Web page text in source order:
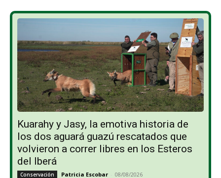
Kuarahy y Jasy, la emotiva historia de
los dos aguará guazú rescatados que
volvieron a correr libres en los Esteros
del Iberá
Conservación Patricia Escobar - 08/08/2026